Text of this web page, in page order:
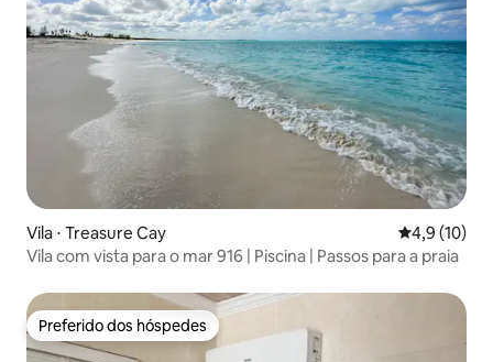
Vila ⋅ Treasure Cay 4,9 de uma
4,9 (10)
Vila com vista para o mar 916 | Piscina | Passos para a praia
Preferido dos hóspedes
Preferido dos hóspedes